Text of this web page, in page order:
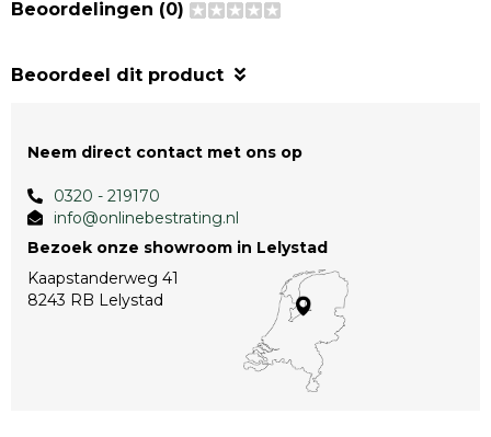
Beoordelingen (0)
Beoordeel dit product
Neem direct contact met ons op
0320 - 219170
info@onlinebestrating.nl
Bezoek onze showroom in Lelystad
Kaapstanderweg 41
8243 RB Lelystad